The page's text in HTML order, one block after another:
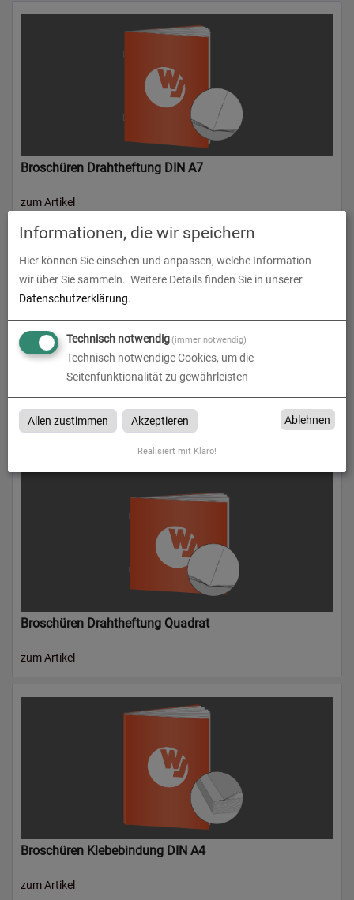
Broschüren Drahtheftung DIN A7
zum Artikel
Broschüren Drahtheftung DIN lang
zum Artikel
Broschüren Drahtheftung Quadrat
zum Artikel
Broschüren Klebebindung DIN A4
zum Artikel
Informationen, die wir speichern
Hier können Sie einsehen und anpassen, welche Information
wir über Sie sammeln. Weitere Details finden Sie in unserer
Datenschutzerklärung.
Technisch notwendig(immer notwendig)
Technisch notwendige Cookies, um die
Seitenfunktionalität zu gewährleisten
Allen zustimmen Akzeptieren Ablehnen
Realisiert mit Klaro!